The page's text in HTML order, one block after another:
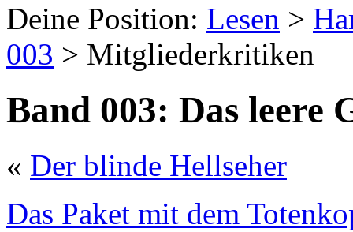
Deine Position: Lesen >
003 > Mitgliederkritiken
Band 003: Das leere
« Der blinde Hellseher
Das Paket mit dem